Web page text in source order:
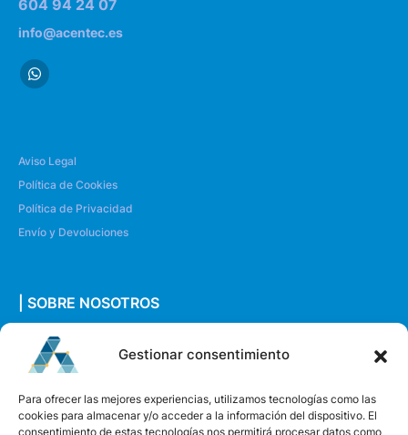
Gestionar consentimiento
Para ofrecer las mejores experiencias, utilizamos tecnologías como las
cookies para almacenar y/o acceder a la información del dispositivo. El
consentimiento de estas tecnologías nos permitirá procesar datos como
604 94 24 07
info@acentec.es
Aviso Legal
Política de Cookies
Política de Privacidad
Envío y Devoluciones
| SOBRE NOSOTROS
Quiénes somos
Envíanos un mensaje